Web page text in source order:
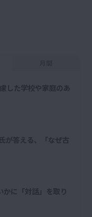
した学校や家庭のあ
が答える、「なぜ古
かに「対話」を取り